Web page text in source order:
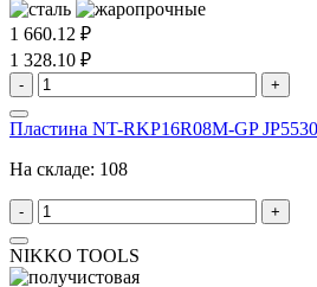
1 660.12 ₽
1 328.10 ₽
- +
Пластина NT-RKP16R08M-GP
На складе: 108
- +
NIKKO TOOLS